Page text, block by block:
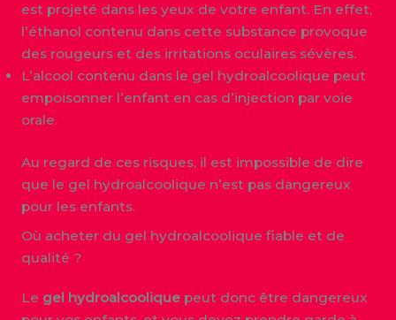
est projeté dans les yeux de votre enfant. En effet,
l’éthanol contenu dans cette substance provoque
des rougeurs et des irritations oculaires sévères.
L’alcool contenu dans le gel hydroalcoolique peut
empoisonner l’enfant en cas d’injection par voie
orale.
Au regard de ces risques, il est impossible de dire
que le gel hydroalcoolique n’est pas dangereux
pour les enfants.
Où acheter du gel hydroalcoolique fiable et de
qualité ?
Le gel hydroalcooliquepeut donc être dangereux